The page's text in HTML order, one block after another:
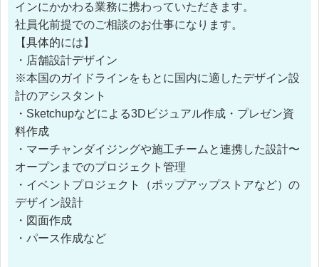
インにかかわる業務に携わっていただきます。
社員化前提でのご相談のお仕事になります。
【具体的には】
・店舗設計デザイン
※本国のガイドラインをもとに国内に適したデザイン設
計のアシスタント
・Sketchupなどによる3Dビジュアル作成・プレゼン資
料作成
・マーチャンダイジングや施工チームと連携した設計〜
オープンまでのプロジェクト管理
・イベントプロジェクト（ポップアップストアなど）の
デザイン設計
・図面作成
・パース作成など